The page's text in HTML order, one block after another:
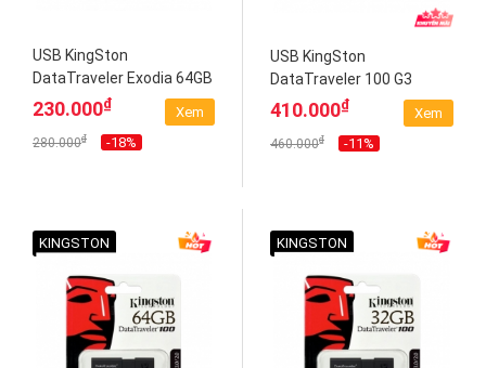
USB KingSton
DataTraveler Exodia 64GB
USB 3.2 (DTX/64GB)
230.000₫
280.000₫ -18%
Xem
USB KingSton
DataTraveler 100 G3
128GB (DT100G3/128GB)
410.000₫
460.000₫ -11%
Xem
KINGSTON KINGSTON